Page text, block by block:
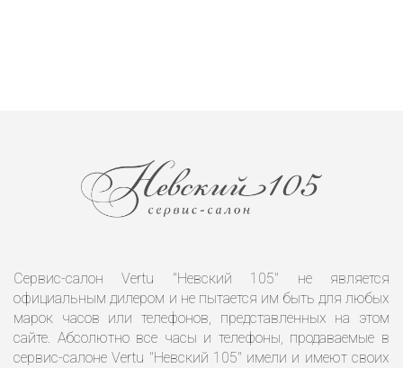
Сервис-салон Vertu "Невский 105" не является
официальным дилером и не пытается им быть для любых
марок часов или телефонов, представленных на этом
сайте. Абсолютно все часы и телефоны, продаваемые в
сервис-салоне Vertu "Невский 105" имели и имеют своих